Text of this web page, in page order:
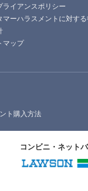
ライアンスポリシー
マーハラスメントに対す
マップ
ト購入方法
コンビニ・ネット